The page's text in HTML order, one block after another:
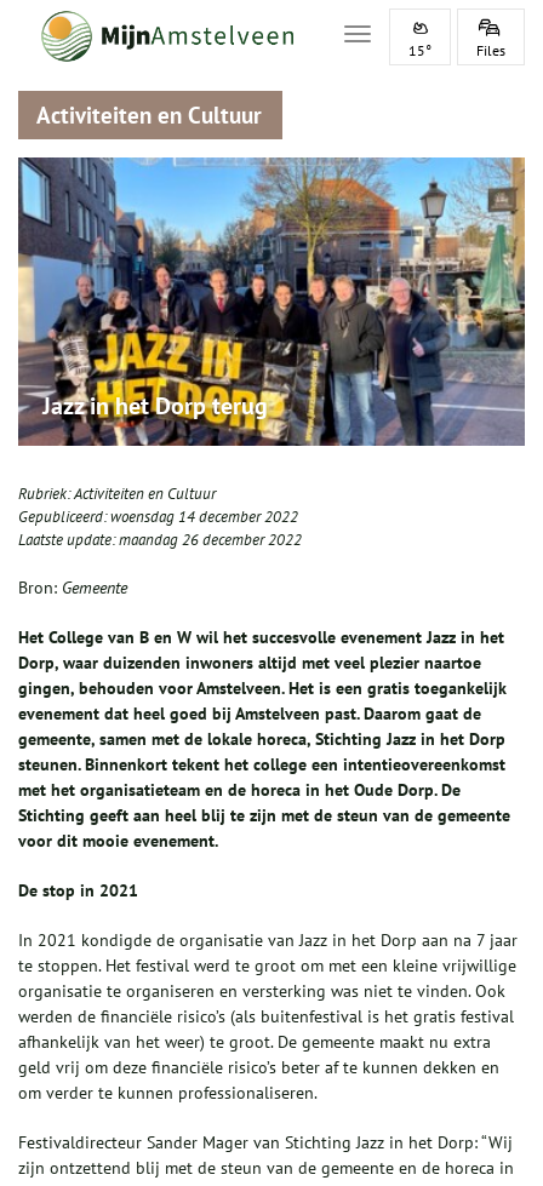
Toggle navigation
15° Files
Activiteiten en Cultuur
Jazz in het Dorp terug
Rubriek:Activiteiten en Cultuur
Gepubliceerd:woensdag 14 december 2022
Laatste update:maandag 26 december 2022
Bron: Gemeente
Het College van B en W wil het succesvolle evenement Jazz in het
Dorp, waar duizenden inwoners altijd met veel plezier naartoe
gingen, behouden voor Amstelveen. Het is een gratis toegankelijk
evenement dat heel goed bij Amstelveen past. Daarom gaat de
gemeente, samen met de lokale horeca, Stichting Jazz in het Dorp
steunen. Binnenkort tekent het college een intentieovereenkomst
met het organisatieteam en de horeca in het Oude Dorp. De
Stichting geeft aan heel blij te zijn met de steun van de gemeente
voor dit mooie evenement.
De stop in 2021
In 2021 kondigde de organisatie van Jazz in het Dorp aan na 7 jaar
te stoppen. Het festival werd te groot om met een kleine vrijwillige
organisatie te organiseren en versterking was niet te vinden. Ook
werden de financiële risico’s (als buitenfestival is het gratis festival
afhankelijk van het weer) te groot. De gemeente maakt nu extra
geld vrij om deze financiële risico’s beter af te kunnen dekken en
om verder te kunnen professionaliseren.
Festivaldirecteur Sander Mager van Stichting Jazz in het Dorp: “Wij
zijn ontzettend blij met de steun van de gemeente en de horeca in